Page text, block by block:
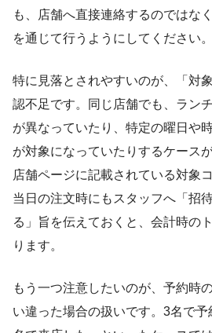
も、店舗へ直接連絡するのではな
を通じて行うようにしてください。
特に見落とされやすいのが、「対
認不足です。同じ店舗でも、ラン
が異なっていたり、特定の曜日や
が対象になっていたりするケース
店舗ページに記載されている対象
当日の注文時にもスタッフへ「招
る」旨を伝えておくと、会計時の
ります。
もう一つ注意したいのが、予約時
い違った場合の扱いです。3名で